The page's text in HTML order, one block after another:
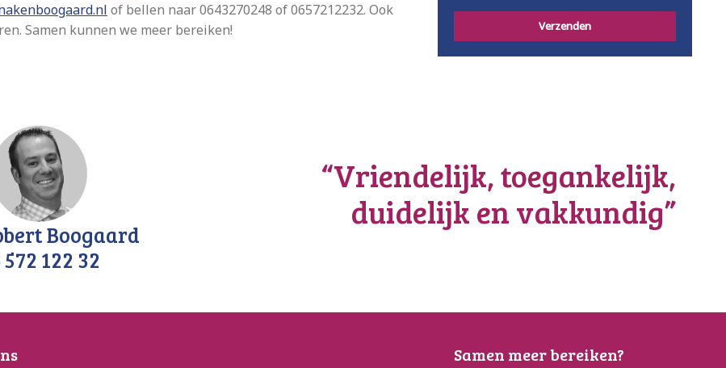
of bellen naar 0643270248 of 0657212232. Ook
Samen kunnen we meer bereiken!
Boogaard
572 122 32
“Vriendelijk, toegankelijk,
duidelijk en vakkundig”
Samen meer bereiken?